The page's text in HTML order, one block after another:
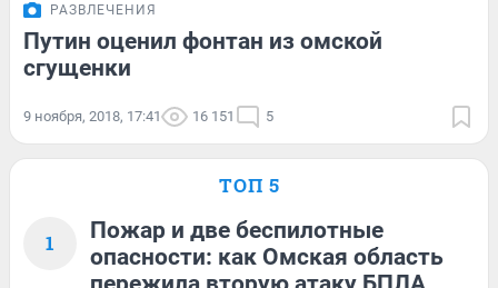
РАЗВЛЕЧЕНИЯ
Путин оценил фонтан из омской
сгущенки
9 ноября, 2018, 17:41 16 151 5
ТОП 5
1
Пожар и две беспилотные
опасности: как Омская область